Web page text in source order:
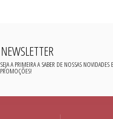
NEWSLETTER
SEJA A PRIMEIRA A SABER DE NOSSAS NOVIDADES E
PROMOÇÕES!